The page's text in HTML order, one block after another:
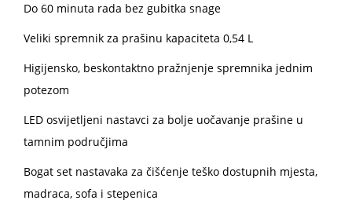
Do 60 minuta rada bez gubitka snage
Veliki spremnik za prašinu kapaciteta 0,54 L
Higijensko, beskontaktno pražnjenje spremnika jednim
potezom
LED osvijetljeni nastavci za bolje uočavanje prašine u
tamnim područjima
Bogat set nastavaka za čišćenje teško dostupnih mjesta,
madraca, sofa i stepenica